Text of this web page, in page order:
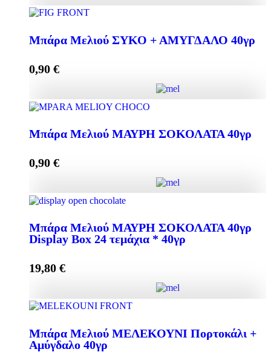
Μπάρα Μελιού ΣΥΚΟ + ΑΜΥΓΔΑΛΟ 40γρ
0,90 €
Μπάρα Μελιού ΜΑΥΡΗ ΣΟΚΟΛΑΤΑ 40γρ
0,90 €
Μπάρα Μελιού ΜΑΥΡΗ ΣΟΚΟΛΑΤΑ 40γρ
Display Box 24 τεμάχια * 40γρ
19,80 €
Box 24 τεμάχια * 40γρ quantity
Μπάρα Μελιού ΜΕΛΕΚΟΥΝΙ Πορτοκάλι +
Αμύγδαλο 40γρ